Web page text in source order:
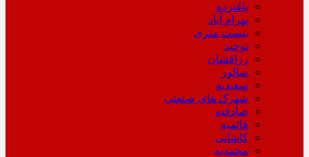
باغنرده
بهرام آباد
بیست متری
توحید
زرافشان
سالور
سعیدیه
شهرک های صنعتی
صادقیه
قائمیه
کاشانی
محمدیه